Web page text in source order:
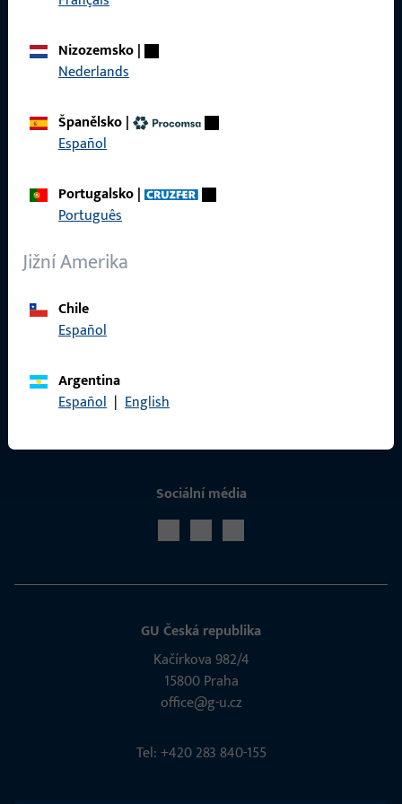
Nizozemsko|
Nederlands
Španělsko|
Español
Portugalsko|
Português
Jižní Amerika
Chile
Español
Argentina
Español | English
Sociální média
GU Česká republika
Kačírkova 982/4
15800 Praha
office@g-u.cz
Tel: +420 283 840-155